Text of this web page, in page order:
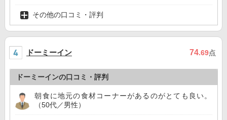
その他の口コミ・評判
ドーミーイン 74.69点
ドーミーインの口コミ・評判
朝食に地元の食材コーナーがあるのがとても良い。
（50代／男性）